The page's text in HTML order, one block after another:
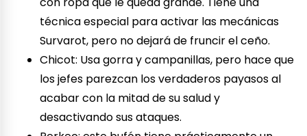
técnica especial para activar las mecánicas
Survarot, pero no dejará de fruncir el ceño.
Chicot: Usa gorra y campanillas, pero hace que
los jefes parezcan los verdaderos payasos al
acabar con la mitad de su salud y
desactivando sus ataques.